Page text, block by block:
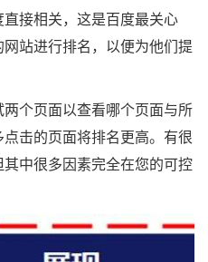
接相关，这是百度最关心
站进行排名，以便为他们提
个页面以查看哪个页面与所
击的页面将排名更高。有很
中很多因素完全在您的可控